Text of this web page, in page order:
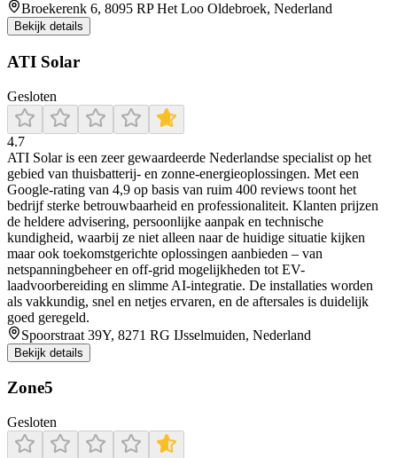
Broekerenk 6, 8095 RP Het Loo Oldebroek, Nederland
Bekijk details
ATI Solar
Gesloten
4.7
ATI Solar is een zeer gewaardeerde Nederlandse specialist op het
gebied van thuisbatterij- en zonne-energieoplossingen. Met een
Google-rating van 4,9 op basis van ruim 400 reviews toont het
bedrijf sterke betrouwbaarheid en professionaliteit. Klanten prijzen
de heldere advisering, persoonlijke aanpak en technische
kundigheid, waarbij ze niet alleen naar de huidige situatie kijken
maar ook toekomstgerichte oplossingen aanbieden – van
netspanningbeheer en off-grid mogelijkheden tot EV-
laadvoorbereiding en slimme AI-integratie. De installaties worden
als vakkundig, snel en netjes ervaren, en de aftersales is duidelijk
goed geregeld.
Spoorstraat 39Y, 8271 RG IJsselmuiden, Nederland
Bekijk details
Zone5
Gesloten